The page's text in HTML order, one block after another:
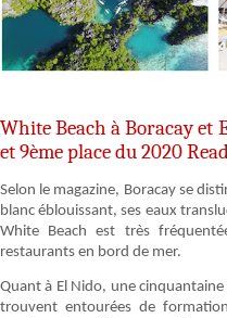
White Beach à Boracay et
et 9ème place du 2020
Selon le magazine, Boracay se
blanc éblouissant, ses eaux
White Beach est très
restaurants en bord de mer.
Quant à El Nido, une cinquantaine
trouvent entourées de